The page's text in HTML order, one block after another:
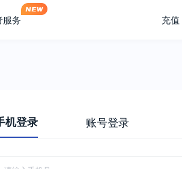
服务 充值
机登录 账号登录